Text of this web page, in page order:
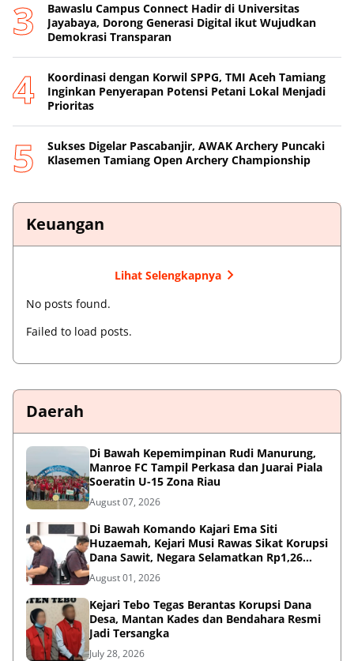
Bawaslu Campus Connect Hadir di Universitas
Jayabaya, Dorong Generasi Digital ikut Wujudkan
Demokrasi Transparan
Koordinasi dengan Korwil SPPG, TMI Aceh Tamiang
Inginkan Penyerapan Potensi Petani Lokal Menjadi
Prioritas
Sukses Digelar Pascabanjir, AWAK Archery Puncaki
Klasemen Tamiang Open Archery Championship
Keuangan
Lihat Selengkapnya
No posts found.
Failed to load posts.
Daerah
Di Bawah Kepemimpinan Rudi Manurung,
Manroe FC Tampil Perkasa dan Juarai Piala
Soeratin U-15 Zona Riau
August 07, 2026
Di Bawah Komando Kajari Ema Siti
Huzaemah, Kejari Musi Rawas Sikat Korupsi
Dana Sawit, Negara Selamatkan Rp1,26
Miliar
August 01, 2026
Kejari Tebo Tegas Berantas Korupsi Dana
Desa, Mantan Kades dan Bendahara Resmi
Jadi Tersangka
July 28, 2026